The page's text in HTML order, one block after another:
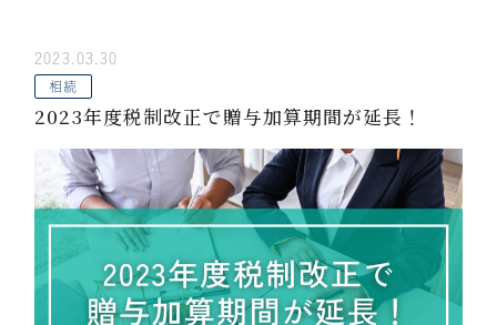
相続専門サイト
IU相続クラブ リクルートサイト
2023.03.30
相続
2023年度税制改正で贈与加算期間が延長！